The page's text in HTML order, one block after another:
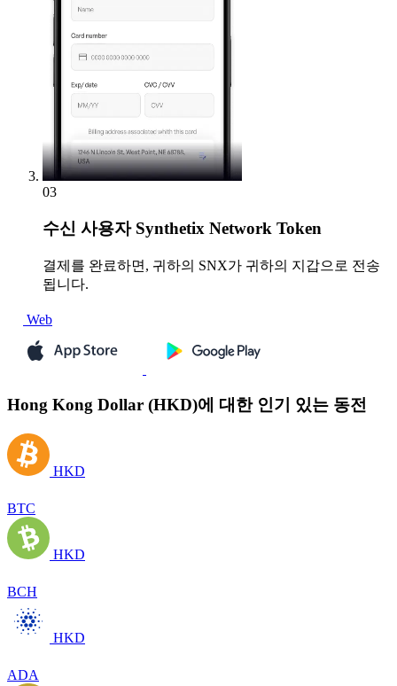
03
수신 사용자 Synthetix Network Token
결제를 완료하면, 귀하의 SNX가 귀하의 지갑으로 전송
됩니다.
Web
Hong Kong Dollar (HKD)에 대한 인기 있는 동전
HKD
BTC
HKD
BCH
HKD
ADA